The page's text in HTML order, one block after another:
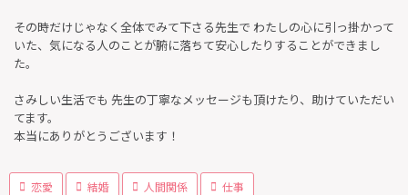
その時だけじゃなく全体でみて下さる先生で わたしの心に引っ掛かって
いた、気になる人のことが腑に落ちて安心したりすることができまし
た。
さみしい生活でも 先生の丁寧なメッセージも頂けたり、助けていただい
てます。
本当にありがとうございます！
恋愛 結婚 人間関係 仕事